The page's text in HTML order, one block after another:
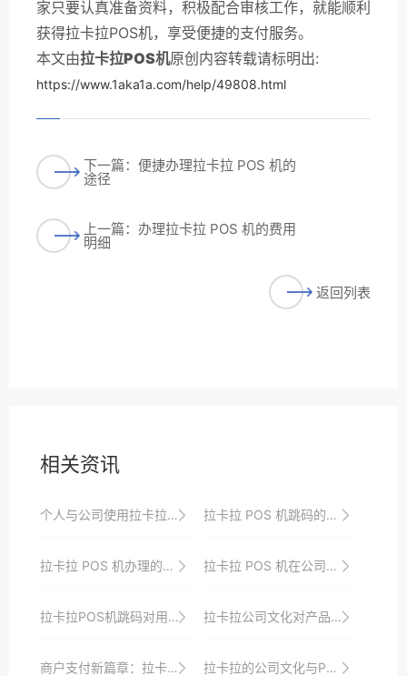
家只要认真准备资料，积极配合审核工作，就能顺利
获得拉卡拉POS机，享受便捷的支付服务。
本文由拉卡拉POS机原创内容转载请标明出:
https://www.1aka1a.com/help/49808.html
下一篇：便捷办理拉卡拉 POS 机的
途径
上一篇：办理拉卡拉 POS 机的费用
明细
返回列表
相关资讯
个人与公司使用拉卡拉 POS 机的差异 拉卡拉 POS 机跳码的治理与行业规范
拉卡拉 POS 机办理的注意事项 拉卡拉 POS 机在公司电商业务中的支付支持
拉卡拉POS机跳码对用户权益的损害 拉卡拉公司文化对产品研发与服务质量的影响
商户支付新篇章：拉卡拉POS机申请与配置全解 拉卡拉的公司文化与POS机行业创新发展的驱动因素